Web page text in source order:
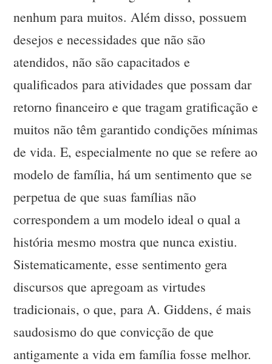
nenhum para muitos. Além disso, possuem
desejos e necessidades que não são
atendidos, não são capacitados e
qualificados para atividades que possam dar
retorno financeiro e que tragam gratificação e
muitos não têm garantido condições mínimas
de vida. E, especialmente no que se refere ao
modelo de família, há um sentimento que se
perpetua de que suas famílias não
correspondem a um modelo ideal o qual a
história mesmo mostra que nunca existiu.
Sistematicamente, esse sentimento gera
discursos que apregoam as virtudes
tradicionais, o que, para A. Giddens, é mais
saudosismo do que convicção de que
antigamente a vida em família fosse melhor.